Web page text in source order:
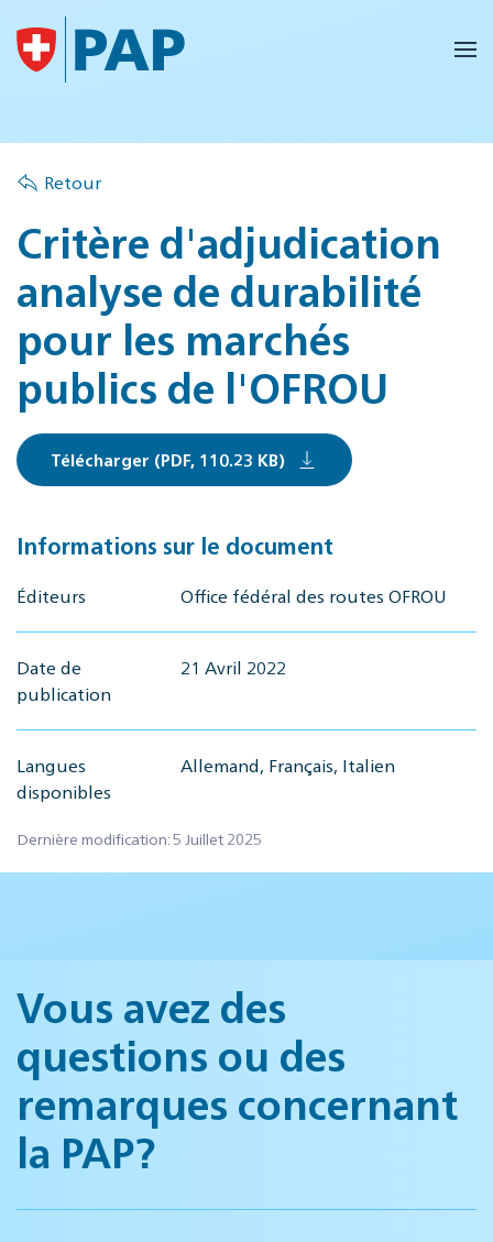
Accéder au contenu principal
Retour
Critère d'adjudication
analyse de durabilité
pour les marchés
publics de l'OFROU
Télécharger (PDF, 110.23 KB)
Informations sur le document
Éditeurs Office fédéral des routes OFROU
Date de
publication
21 Avril 2022
Langues
disponibles
Allemand, Français, Italien
Dernière modification: 5 Juillet 2025
Vous avez des
questions ou des
remarques concernant
la PAP?